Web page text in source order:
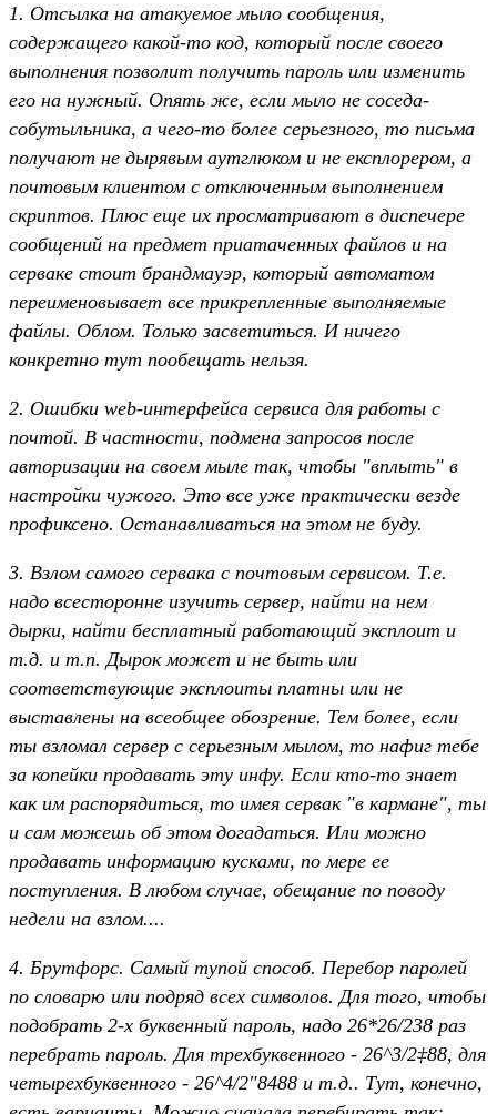
1. Отсылка на атакуемое мыло сообщения,
содержащего какой-то код, который после своего
выполнения позволит получить пароль или изменить
его на нужный. Опять же, если мыло не соседа-
собутыльника, а чего-то более серьезного, то письма
получают не дырявым аутглюком и не експлорером, а
почтовым клиентом с отключенным выполнением
скриптов. Плюс еще их просматривают в диспечере
сообщений на предмет приатаченных файлов и на
серваке стоит брандмауэр, который автоматом
переименовывает все прикрепленные выполняемые
файлы. Облом. Только засветиться. И ничего
конкретно тут пообещать нельзя.
2. Ошибки web-интерфейса сервиса для работы с
почтой. В частности, подмена запросов после
авторизации на своем мыле так, чтобы "вплыть" в
настройки чужого. Это все уже практически везде
профиксено. Останавливаться на этом не буду.
3. Взлом самого сервака с почтовым сервисом. Т.е.
надо всесторонне изучить сервер, найти на нем
дырки, найти бесплатный работающий эксплоит и
т.д. и т.п. Дырок может и не быть или
соответствующие эксплоиты платны или не
выставлены на всеобщее обозрение. Тем более, если
ты взломал сервер с серьезным мылом, то нафиг тебе
за копейки продавать эту инфу. Если кто-то знает
как им распорядиться, то имея сервак "в кармане", ты
и сам можешь об этом догадаться. Или можно
продавать информацию кусками, по мере ее
поступления. В любом случае, обещание по поводу
недели на взлом....
4. Брутфорс. Самый тупой способ. Перебор паролей
по словарю или подряд всех символов. Для того, чтобы
подобрать 2-х буквенный пароль, надо 26*26/238 раз
перебрать пароль. Для трехбуквенного - 26^3/2‡88, для
четырехбуквенного - 26^4/2"8488 и т.д.. Тут, конечно,